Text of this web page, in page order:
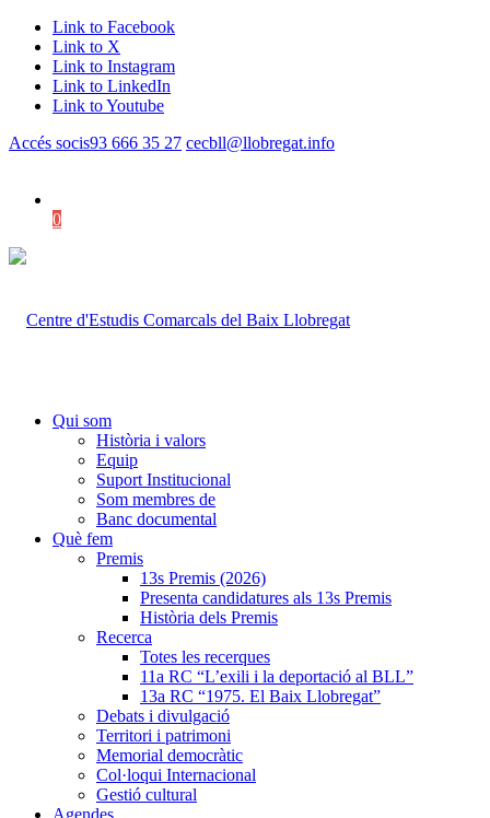
Link to Facebook
Link to X
Link to Instagram
Link to LinkedIn
Link to Youtube
Accés socis93 666 35 27 cecbll@llobregat.info
0
Qui som
Història i valors
Equip
Suport Institucional
Som membres de
Banc documental
Què fem
Premis
13s Premis (2026)
Presenta candidatures als 13s Premis
Història dels Premis
Recerca
Totes les recerques
11a RC “L’exili i la deportació al BLL”
13a RC “1975. El Baix Llobregat”
Debats i divulgació
Territori i patrimoni
Memorial democràtic
Col·loqui Internacional
Gestió cultural
Agendes